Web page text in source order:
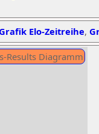
Elo-Zeitreihe,